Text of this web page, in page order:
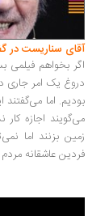
سناریست در گفت‌وگو
بخواهم فیلمی بسازم
یک امر جاری در این
اما می‌گفتند این
اجازه کار
بزنند اما
عاشقانه مردم را